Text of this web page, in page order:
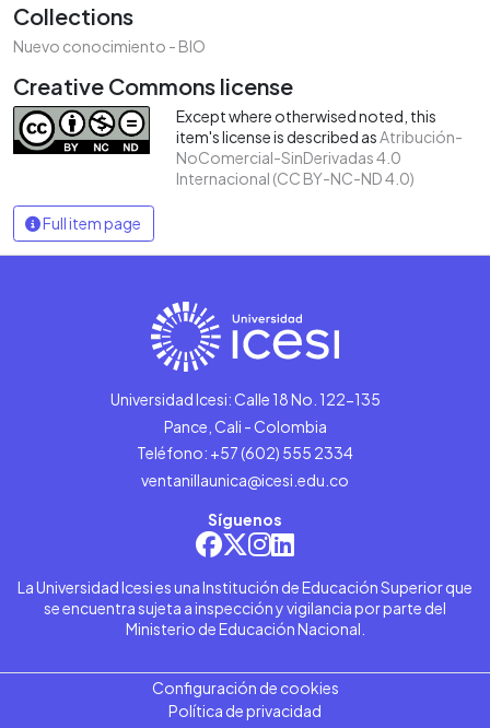
Collections
Nuevo conocimiento - BIO
Creative Commons license
Except where otherwised noted, this
item's license is described asAtribución-
NoComercial-SinDerivadas 4.0
Internacional (CC BY-NC-ND 4.0)
Full item page
Universidad Icesi: Calle 18 No. 122-135
Pance, Cali - Colombia
Teléfono: +57 (602) 555 2334
ventanillaunica@icesi.edu.co
Síguenos
La Universidad Icesi es una Institución de Educación Superior que
se encuentra sujeta a inspección y vigilancia por parte del
Ministerio de Educación Nacional.
Configuración de cookies
Política de privacidad